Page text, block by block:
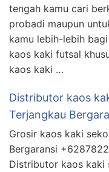
tengah kamu cari
probadi maupun
kamu lebih-lebih
kaos kaki futsal
kaos kaki …
Distributor kaos
Terjangkau
Grosir kaos kaki
Bergaransi
Distributor kaos kaki